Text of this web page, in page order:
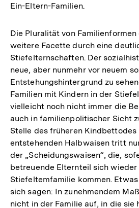
Ein-Eltern-Familien.
Die Pluralität von
weitere Facette durch eine
Stiefelternschaften. Der
neue, aber nunmehr vor neuem
Entstehungshintergrund zu
Familien mit Kindern in der
vielleicht noch nicht immer die
auch in familienpolitischer Sicht
Stelle des früheren
entstehenden Halbwaisen tritt
der „Scheidungswaisen“, die,
betreuende Elternteil sich
Stiefeltemfamilie kommen.
sich sagen: In zunehmendem
nicht in der Familie auf, in die sie